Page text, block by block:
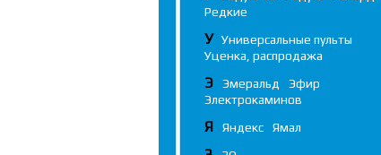
Редкие
У
Универсальные пульты
Уценка, распродажа
Э Эмеральд
Эфир
Электрокаминов
Я Яндекс Ямал